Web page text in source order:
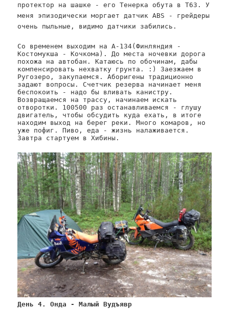
протектор на шашке - его Тенерка обута в T63. У
меня эпизодически моргает датчик ABS - грейдеры
очень пыльные, видимо датчики забились.
Со временем выходим на А-134(Финляндия -
Костомукша - Кочкома). До места ночевки дорога
похожа на автобан. Катаюсь по обочинам, дабы
компенсировать нехватку грунта. :) Заезжаем в
Ругозеро, закупаемся. Аборигены традиционно
задают вопросы. Счетчик резерва начинает меня
беспокоить - надо бы вливать канистру.
Возвращаемся на трассу, начинаем искать
отворотки. 100500 раз останавливаемся - глушу
двигатель, чтобы обсудить куда ехать, в итоге
находим выход на берег реки. Много комаров, но
уже пофиг. Пиво, еда - жизнь налаживается.
Завтра стартуем в Хибины.
День 4. Онда - Малый Вудъявр